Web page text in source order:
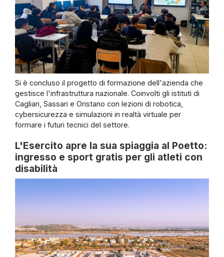
Si è concluso il progetto di formazione dell'azienda che
gestisce l'infrastruttura nazionale. Coinvolti gli istituti di
Cagliari, Sassari e Oristano con lezioni di robotica,
cybersicurezza e simulazioni in realtà virtuale per
formare i futuri tecnici del settore.
L'Esercito apre la sua spiaggia al Poetto:
ingresso e sport gratis per gli atleti con
disabilità